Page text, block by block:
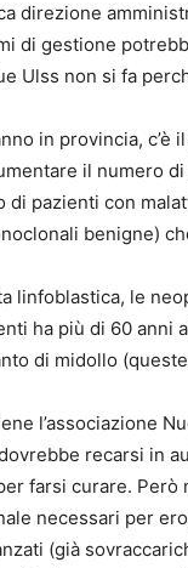
direzione
di gestione
Ulss non si fa
in provincia, c’è
il numero
di pazienti con
benigne)
linfoblastica, le
ha più di 60 anni
di midollo
l’associazione
recarsi in
farsi curare. Però
necessari per
(già